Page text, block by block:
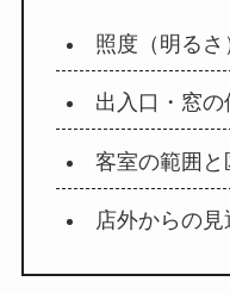
照度（明るさ
出入口・窓
客室の範囲と
店外からの見